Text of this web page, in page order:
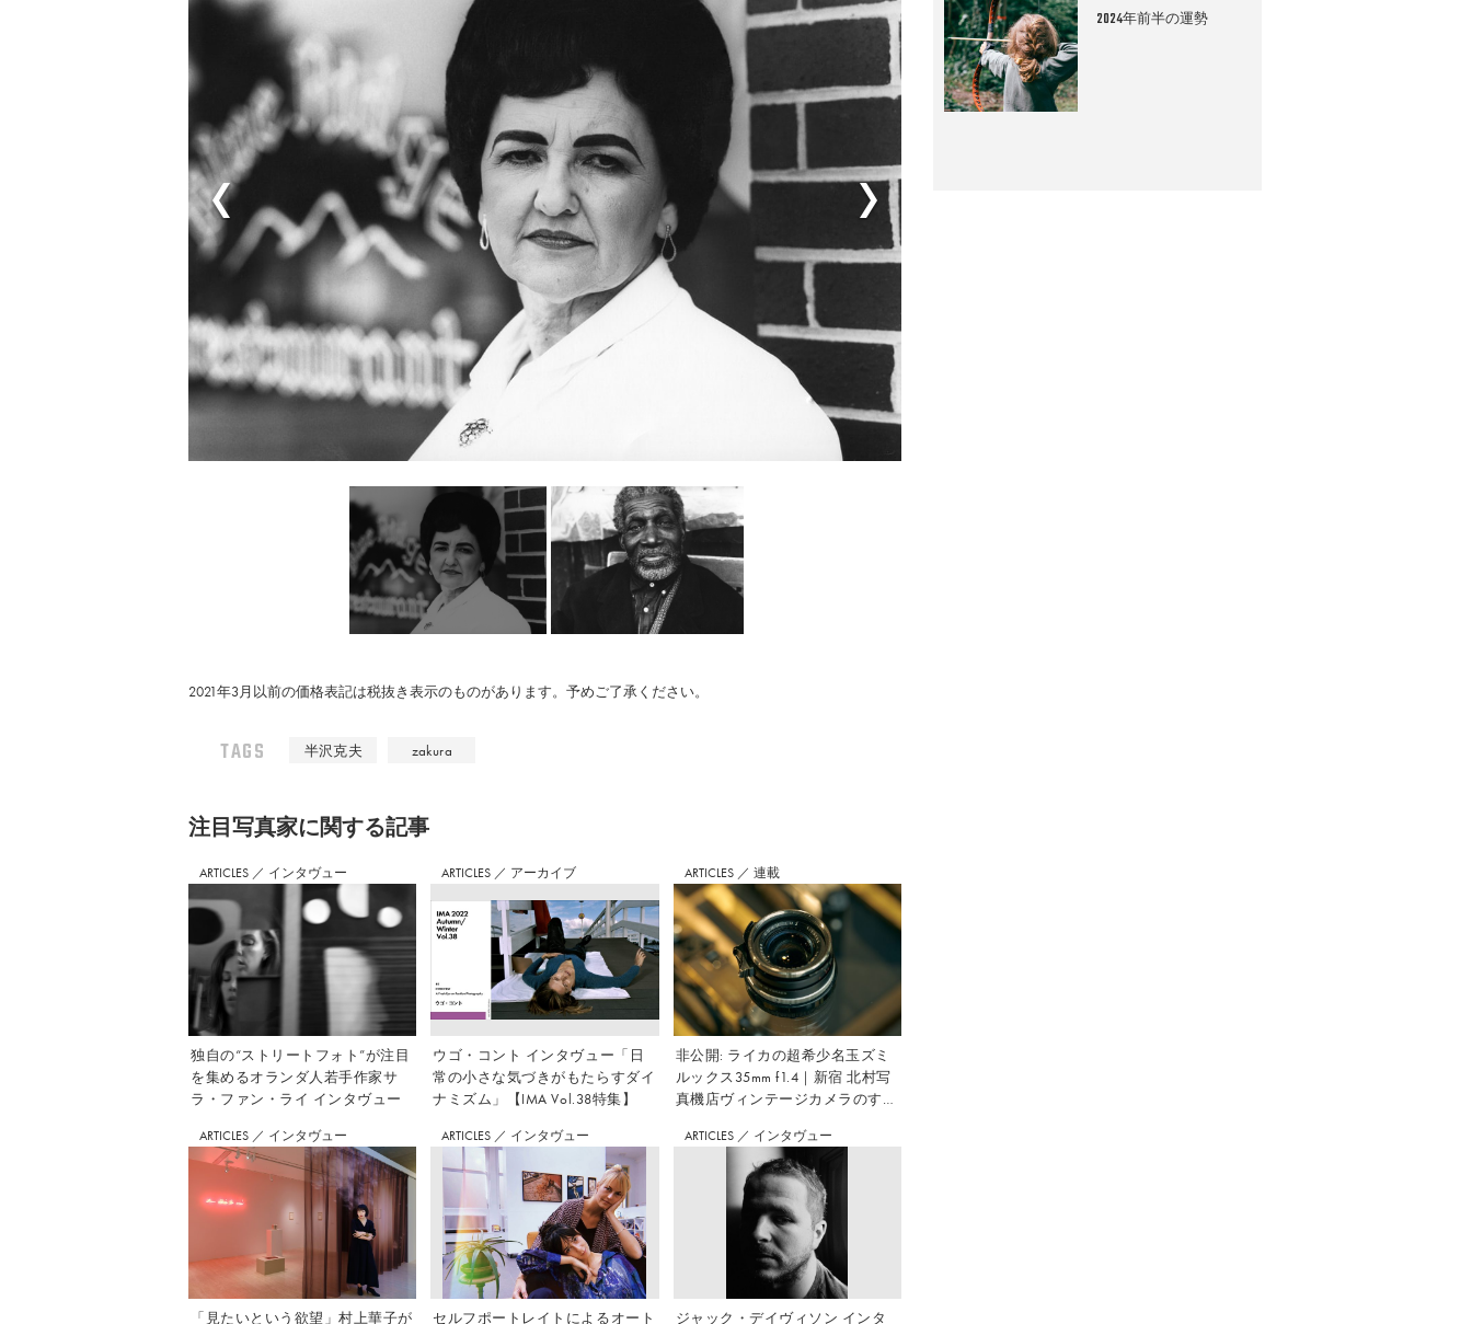
2021年3月以前の価格表記は税抜き表示のものがあります。予めご了承ください。
TAGS 半沢克夫 zakura
注⽬写真家に関する記事
ARTICLES ／ インタヴュー
独自の“ストリートフォト”が注目
を集めるオランダ人若手作家サ
ラ・ファン・ライ インタヴュー
ARTICLES ／ アーカイブ
ウゴ・コント インタヴュー「日
常の小さな気づきがもたらすダイ
ナミズム」【IMA Vol.38特集】
ARTICLES ／ 連載
非公開: ライカの超希少名玉ズミ
ルックス35mm f1.4｜新宿 北村写
真機店ヴィンテージカメラのすす
ARTICLES ／ インタヴュー
「見たいという欲望」村上華子が
ARTICLES ／ インタヴュー
セルフポートレイトによるオート
ARTICLES ／ インタヴュー
ジャック・デイヴィソン インタ
2024年前半の運勢